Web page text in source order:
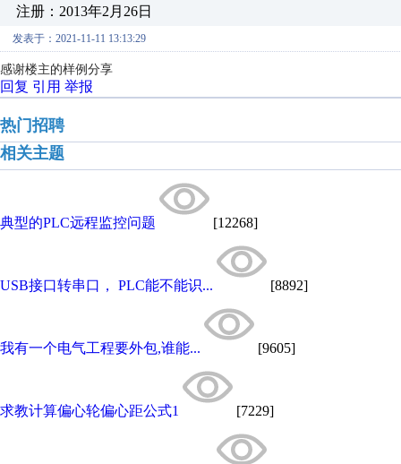
注册：2013年2月26日
发表于：2021-11-11 13:13:29
感谢楼主的样例分享
回复 引用 举报
热门招聘
相关主题
典型的PLC远程监控问题 [12268]
USB接口转串口， PLC能不能识... [8892]
我有一个电气工程要外包,谁能... [9605]
求教计算偏心轮偏心距公式1 [7229]